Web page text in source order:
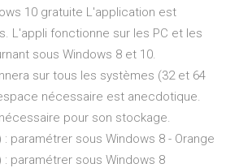
10 gratuite L'application est
L'appli fonctionne sur les PC et les
sous Windows 8 et 10.
sur tous les systèmes (32 et 64
nécessaire est anecdotique.
pour son stockage.
: paramétrer sous Windows 8 - Orange
: paramétrer sous Windows 8